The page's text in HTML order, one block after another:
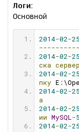
crdisk=
crpath = 0
crdomain =0
showfvr =0
showprogs=
hdomains
balloon 1
favorite
0
showswitch
Логи:
Основной
2014-02-25
2014-02-25
ска
2014-02-25
пку E :
2014-02-25
а
2014-02-25
ии
MySQL-
2014-02-25